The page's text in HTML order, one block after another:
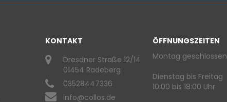
KONTAKT
Dresdner Straße 12/14
01454 Radeberg
03528447336
info@collos.de
ÖFFNUNGSZEITEN
Montag geschlossen
Dienstag bis Freitag
10:00 bis 18:00 Uhr